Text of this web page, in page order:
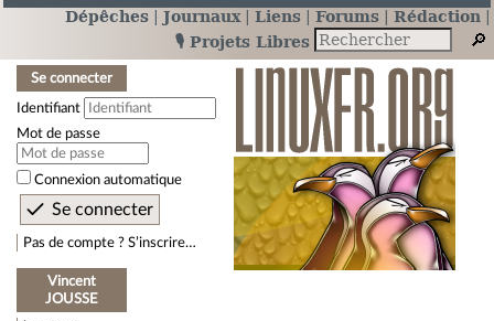
Dépêches Journaux Liens Forums
Rédaction
🎙️ Projets Libres
Se connecter
Identifiant
Mot de passe
Connexion automatique
Pas de compte ? S’inscrire…
Vincent
JOUSSE